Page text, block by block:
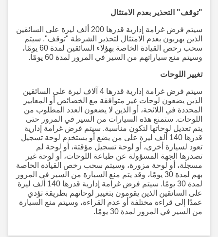
"توقف" التحذير بعدم الامتثال
سيتم فرض غرامة إدارية قدرها 200 ألف ليرة على السائقين
الذين يهربون بعدم الامتثال لتحذير الشرطة "توقف". سيتم
سحب رخص القيادة الخاصة بهؤلاء السائقين لمدة 60 يومًا،
وسيتم منع سياراتهم من السير في المرور لمدة 60 يومًا.
تغيير اللوحات
سيتم فرض غرامة إدارية قدرها 4 آلاف ليرة على السائقين
الذين يضعون لوحات غير متوافقة مع الخصائص أو المعايير
المحددة في اللائحة، أو الذين لا يضعون العدد المطلوب من
اللوحات. ستمنع هذه السيارات من السير في المرور حتى
يتم تعديل لوحاتها لتكون مناسبة. سيتم فرض غرامة إدارية
قدرها 140 ألف ليرة على من يضع أو يستخدم لوحة تسجيل
تعود لسيارة أخرى، أو لوحة تسجيل مؤقتة، أو لوحة لم
تصدرها الجهة المسؤولة عن طباعة اللوحات، أو لوحة غير
مسجلة، أو لوحة مزورة، وسيتم سحب رخص القيادة الخاصة
بهم لمدة 30 يومًا، وقد يتم منع السيارة من السير في المرور
لمدة 30 يومًا. سيتم فرض غرامة إدارية قدرها 140 ألف ليرة
على السائقين الذين يقومون بتغيير لوحاتهم بطريقة تؤدي
عمدًا إلى قراءة مختلفة أو عدم القراءة، وسيتم منع السيارة
من السير في المرور لمدة 30 يومًا.